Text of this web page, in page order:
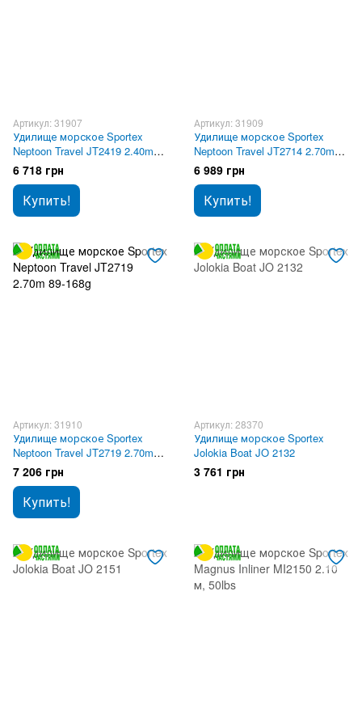
Артикул: 31907
Удилище морское Sportex
Neptoon Travel JT2419 2.40m
89-168g
6 718 грн
Купить!
Артикул: 31909
Удилище морское Sportex
Neptoon Travel JT2714 2.70m
71-98g
6 989 грн
Купить!
Артикул: 31910
Удилище морское Sportex
Neptoon Travel JT2719 2.70m
89-168g
7 206 грн
Купить!
Артикул: 28370
Удилище морское Sportex
Jolokia Boat JO 2132
3 761 грн